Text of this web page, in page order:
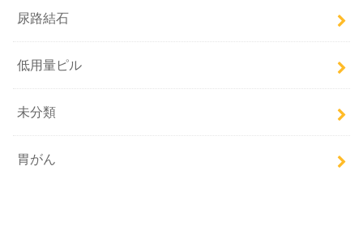
尿路結石
低用量ピル
未分類
胃がん